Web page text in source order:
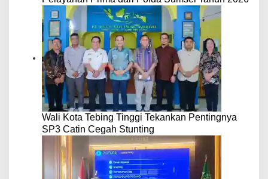
Wali Kota Tebing Tinggi Tekankan Pentingnya
SP3 Catin Cegah Stunting